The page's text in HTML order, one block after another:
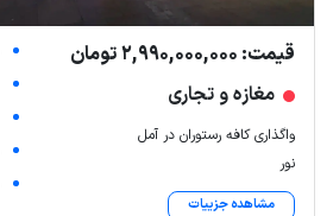
قیمت: 2,990,000,000 تومان
مغازه و تجاری
واگذاری کافه رستوران در آمل
نور
مشاهده جزییات